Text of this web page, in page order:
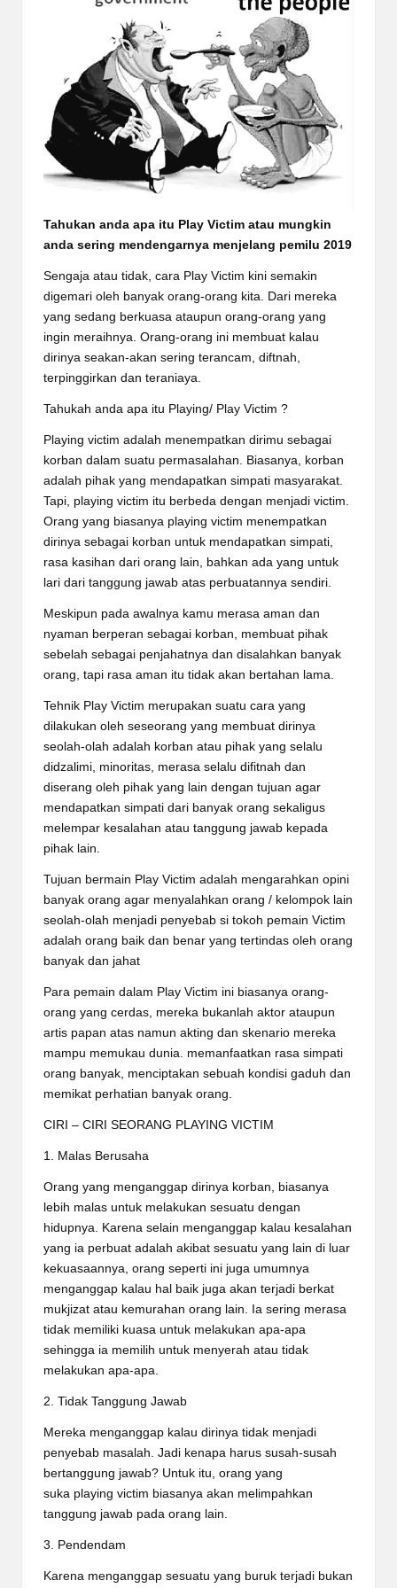
Tahukan anda apa itu Play Victim atau mungkin
anda sering mendengarnya menjelang pemilu 2019
Sengaja atau tidak, cara Play Victim kini semakin
digemari oleh banyak orang-orang kita. Dari mereka
yang sedang berkuasa ataupun orang-orang yang
ingin meraihnya. Orang-orang ini membuat kalau
dirinya seakan-akan sering terancam, diftnah,
terpinggirkan dan teraniaya.
Tahukah anda apa itu Playing/ Play Victim ?
Playing victim adalah menempatkan dirimu sebagai
korban dalam suatu permasalahan. Biasanya, korban
adalah pihak yang mendapatkan simpati masyarakat.
Tapi, playing victim itu berbeda dengan menjadi victim.
Orang yang biasanya playing victim menempatkan
dirinya sebagai korban untuk mendapatkan simpati,
rasa kasihan dari orang lain, bahkan ada yang untuk
lari dari tanggung jawab atas perbuatannya sendiri.
Meskipun pada awalnya kamu merasa aman dan
nyaman berperan sebagai korban, membuat pihak
sebelah sebagai penjahatnya dan disalahkan banyak
orang, tapi rasa aman itu tidak akan bertahan lama.
Tehnik Play Victim merupakan suatu cara yang
dilakukan oleh seseorang yang membuat dirinya
seolah-olah adalah korban atau pihak yang selalu
didzalimi, minoritas, merasa selalu difitnah dan
diserang oleh pihak yang lain dengan tujuan agar
mendapatkan simpati dari banyak orang sekaligus
melempar kesalahan atau tanggung jawab kepada
pihak lain.
Tujuan bermain Play Victim adalah mengarahkan opini
banyak orang agar menyalahkan orang / kelompok lain
seolah-olah menjadi penyebab si tokoh pemain Victim
adalah orang baik dan benar yang tertindas oleh orang
banyak dan jahat
Para pemain dalam Play Victim ini biasanya orang-
orang yang cerdas, mereka bukanlah aktor ataupun
artis papan atas namun akting dan skenario mereka
mampu memukau dunia. memanfaatkan rasa simpati
orang banyak, menciptakan sebuah kondisi gaduh dan
memikat perhatian banyak orang.
CIRI – CIRI SEORANG PLAYING VICTIM
1. Malas Berusaha
Orang yang menganggap dirinya korban, biasanya
lebih malas untuk melakukan sesuatu dengan
hidupnya. Karena selain menganggap kalau kesalahan
yang ia perbuat adalah akibat sesuatu yang lain di luar
kekuasaannya, orang seperti ini juga umumnya
menganggap kalau hal baik juga akan terjadi berkat
mukjizat atau kemurahan orang lain. Ia sering merasa
tidak memiliki kuasa untuk melakukan apa-apa
sehingga ia memilih untuk menyerah atau tidak
melakukan apa-apa.
2. Tidak Tanggung Jawab
Mereka menganggap kalau dirinya tidak menjadi
penyebab masalah. Jadi kenapa harus susah-susah
bertanggung jawab? Untuk itu, orang yang
suka playing victim biasanya akan melimpahkan
tanggung jawab pada orang lain.
3. Pendendam
Karena menganggap sesuatu yang buruk terjadi bukan